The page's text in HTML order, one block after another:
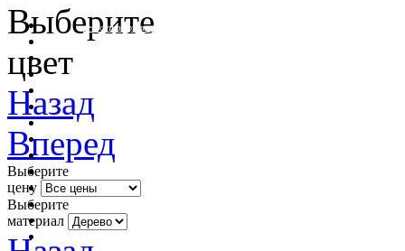
очистить фильтр цвета
Выберите
цвет
Назад
Вперед
Выберите
цену
Выберите
материал